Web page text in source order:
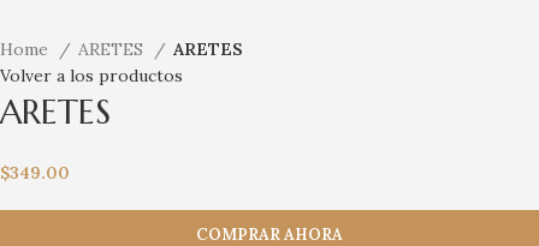
Home
ARETES
ARETES
Volver a los productos
ARETES
$349.00
COMPRAR AHORA